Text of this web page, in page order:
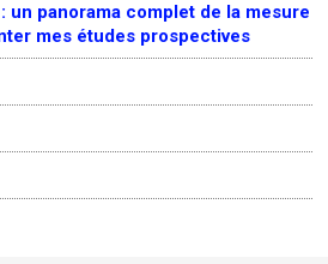
un panorama complet de la mesure
mes études prospectives